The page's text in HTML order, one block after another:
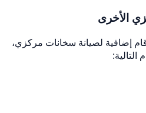
الأخرى
إضافية لصيانة سخانات مركزي،